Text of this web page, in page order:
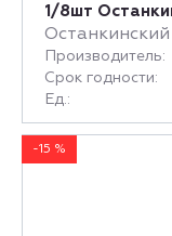
1/8шт
Производитель:
Срок годности:
Ед.:
-15 %